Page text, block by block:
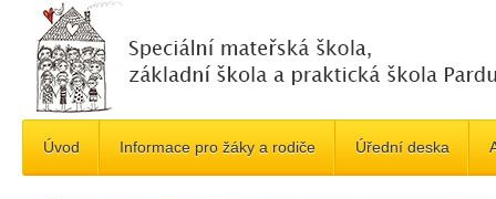
Úvod Informace pro žáky a rodiče Úřední deska